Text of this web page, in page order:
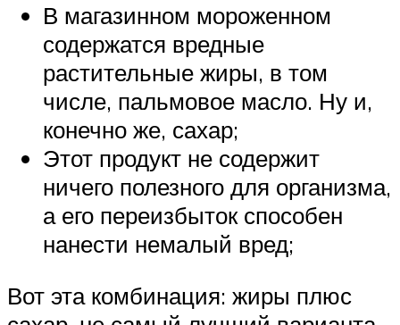
В магазинном мороженном
содержатся вредные
растительные жиры, в том
числе, пальмовое масло. Ну и,
конечно же, сахар;
Этот продукт не содержит
ничего полезного для организма,
а его переизбыток способен
нанести немалый вред;
Вот эта комбинация: жиры плюс